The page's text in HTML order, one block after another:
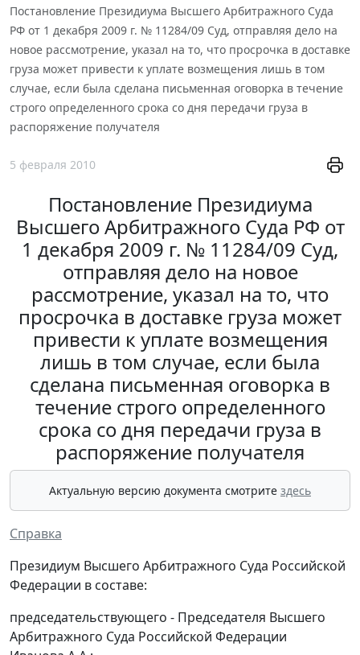
Постановление Президиума Высшего Арбитражного Суда
РФ от 1 декабря 2009 г. № 11284/09 Суд, отправляя дело на
новое рассмотрение, указал на то, что просрочка в доставке
груза может привести к уплате возмещения лишь в том
случае, если была сделана письменная оговорка в течение
строго определенного срока со дня передачи груза в
распоряжение получателя
5 февраля 2010
Постановление Президиума
Высшего Арбитражного Суда РФ от
1 декабря 2009 г. № 11284/09 Суд,
отправляя дело на новое
рассмотрение, указал на то, что
просрочка в доставке груза может
привести к уплате возмещения
лишь в том случае, если была
сделана письменная оговорка в
течение строго определенного
срока со дня передачи груза в
распоряжение получателя
Актуальную версию документа смотрите здесь
Справка
Президиум Высшего Арбитражного Суда Российской
Федерации в составе:
председательствующего - Председателя Высшего
Арбитражного Суда Российской Федерации